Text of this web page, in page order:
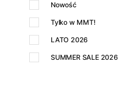
Nowość
Tylko w MMT!
LATO 2026
SUMMER SALE 2026